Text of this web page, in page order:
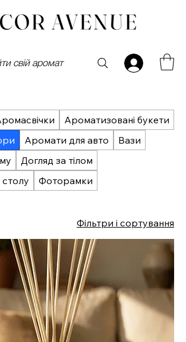
свій аромат
Ароматизовані букети
Аромати для авто
Вази
Догляд за тілом
Фоторамки
Фільтри і сортування